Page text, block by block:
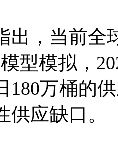
出，当前全
型模拟，
180万桶的
应缺口。